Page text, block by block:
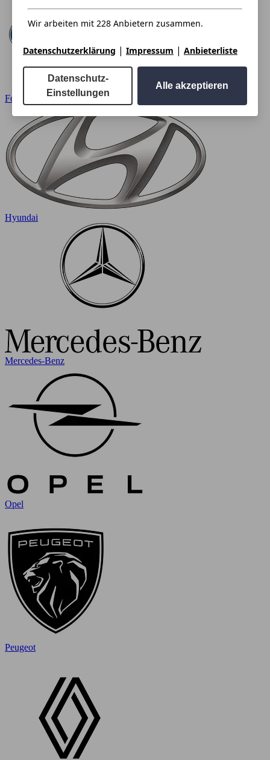
Ford
Hyundai
Mercedes-Benz
Opel
Peugeot
Wir arbeiten mit 228 Anbietern zusammen.
Datenschutzerklärung | Impressum | Anbieterliste
Datenschutz-
Einstellungen
Alle akzeptieren